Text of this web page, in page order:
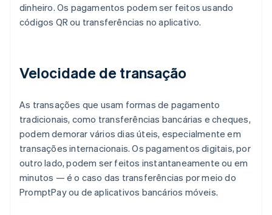
dinheiro. Os pagamentos podem ser feitos usando
códigos QR ou transferências no aplicativo.
Velocidade de transação
As transações que usam formas de pagamento
tradicionais, como transferências bancárias e cheques,
podem demorar vários dias úteis, especialmente em
transações internacionais. Os pagamentos digitais, por
outro lado, podem ser feitos instantaneamente ou em
minutos — é o caso das transferências por meio do
PromptPay ou de aplicativos bancários móveis.